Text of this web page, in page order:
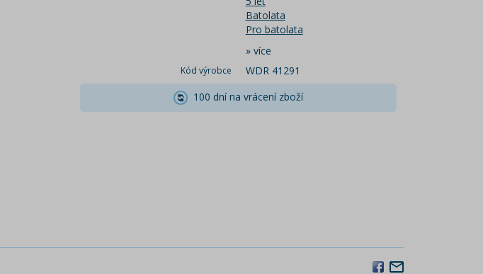
Batolata
Pro batolata
» více
Kód výrobce
WDR 41291
100 dní na vrácení zboží